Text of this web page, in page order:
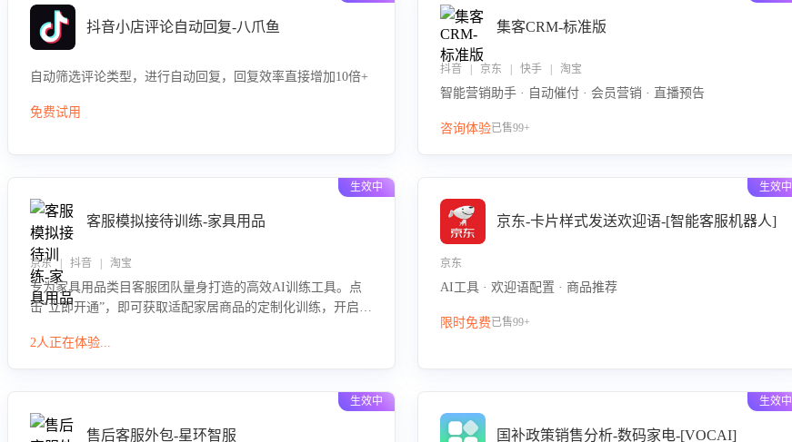
抖音小店评论自动回复-八爪鱼
自动筛选评论类型，进行自动回复，回复效率直接增加10倍+
免费试用
集客CRM-标准版
抖音 | 京东 | 快手 | 淘宝
智能营销助手 · 自动催付 · 会员营销 · 直播预告
咨询体验已售99+
生效中
客服模拟接待训练-家具用品
京东 | 抖音 | 淘宝
专为家具用品类目客服团队量身打造的高效AI训练工具。点
击“立即开通”，即可获取适配家居商品的定制化训练，开启模
尺寸参数咨询等高频场景下的专业应对能力。
2人正在体验...
生效中
京东-卡片样式发送欢迎语-[智能客服机器人]
京东
AI工具 · 欢迎语配置 · 商品推荐
限时免费已售99+
生效中
售后客服外包-星环智服
生效中
国补政策销售分析-数码家电-[VOCAI]